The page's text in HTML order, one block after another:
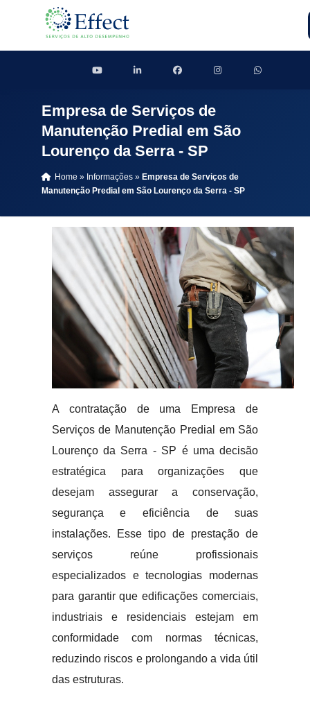
Empresa de Serviços de
Manutenção Predial em São
Lourenço da Serra - SP
Home » Informações » Empresa de Serviços de
Manutenção Predial em São Lourenço da Serra - SP
A contratação de uma Empresa de
Serviços de Manutenção Predial em São
Lourenço da Serra - SP é uma decisão
estratégica para organizações que
desejam assegurar a conservação,
segurança e eficiência de suas
instalações. Esse tipo de prestação de
serviços reúne profissionais
especializados e tecnologias modernas
para garantir que edificações comerciais,
industriais e residenciais estejam em
conformidade com normas técnicas,
reduzindo riscos e prolongando a vida útil
das estruturas.